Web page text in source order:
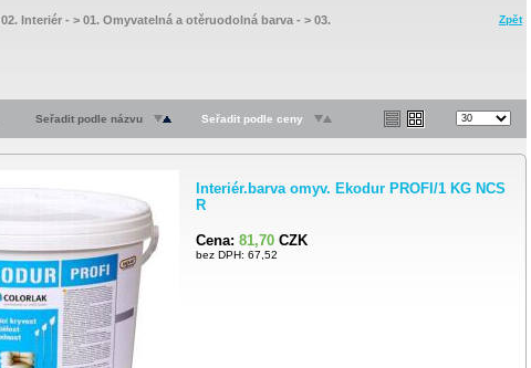
02. Interiér - > 01. Omyvatelná a otěruodolná barva - > 03.
Zpět
Seřadit podle názvu Seřadit podle ceny
Interiér.barva omyv. Ekodur PROFI/1 KG NCS
R
Cena: 81,70 CZK
bez DPH: 67,52